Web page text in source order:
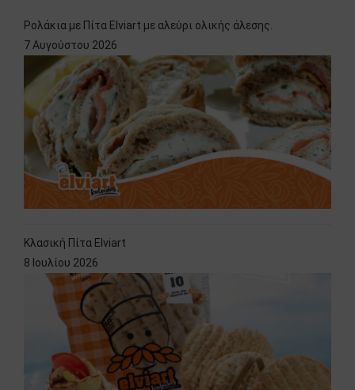
Ρολάκια με Πίτα Elviart με αλεύρι ολικής άλεσης.
7 Αυγούστου 2026
Κλασική Πίτα Elviart
8 Ιουλίου 2026